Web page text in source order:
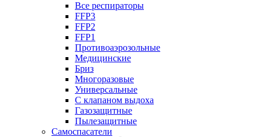
Все респираторы
FFP3
FFP2
FFP1
Противоаэрозольные
Медицинские
Бриз
Многоразовые
Универсальные
С клапаном выдоха
Газозащитные
Пылезащитные
Самоспасатели